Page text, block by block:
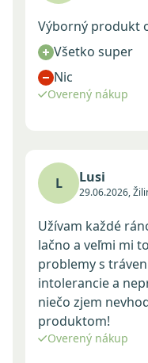
Výborný produkt
Všetko super
Nic
Overený nákup
L Lusi
29.06.2026,
Užívam každé
lačno a veľmi mi
problemy s
intolerancie a
niečo zjem
produktom!
Overený nákup